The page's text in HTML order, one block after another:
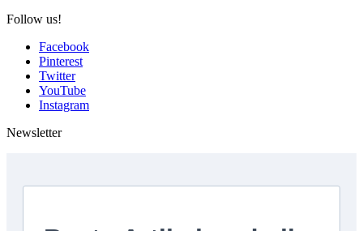
Follow us!
Facebook
Pinterest
Twitter
YouTube
Instagram
Newsletter